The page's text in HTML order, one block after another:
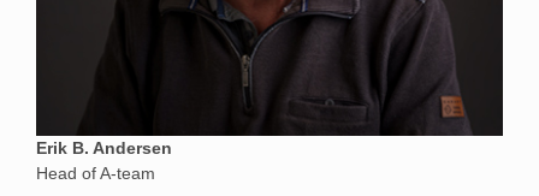
Erik B. Andersen
Head of A-team